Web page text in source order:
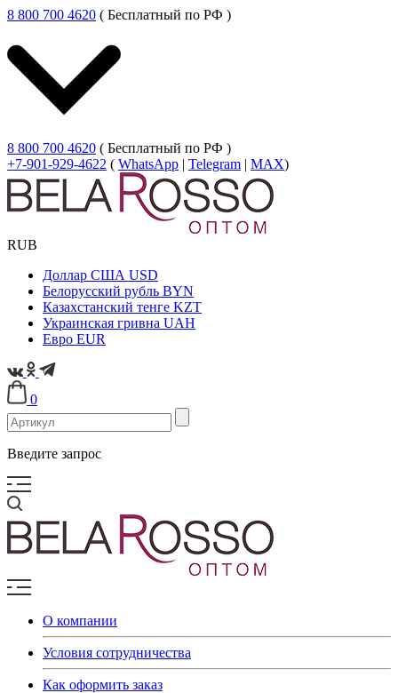
8 800 700 4620 ( Бесплатный по РФ )
8 800 700 4620 ( Бесплатный по РФ )
+7-901-929-4622 ( WhatsApp | Telegram | MAX)
RUB
Доллар США USD
Белорусский рубль BYN
Казахстанский тенге KZT
Украинская гривна UAH
Евро EUR
0
Введите запрос
О компании
Условия сотрудничества
Как оформить заказ